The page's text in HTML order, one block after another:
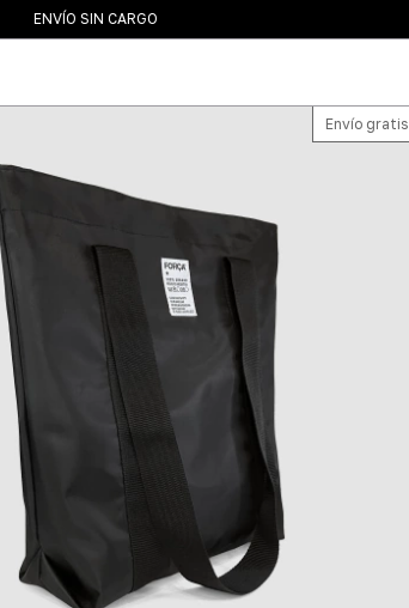
ENVÍO SIN CARGO
3 PAGOS SIN INTERÉS
Envío gratis